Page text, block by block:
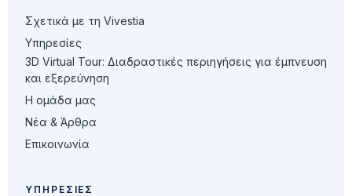
Σχετικά με τη Vivestia
Υπηρεσίες
3D Virtual Tour: Διαδραστικές περιηγήσεις για έμπνευση
και εξερεύνηση
Η ομάδα μας
Νέα & Άρθρα
Επικοινωνία
ΥΠΗΡΕΣΊΕΣ